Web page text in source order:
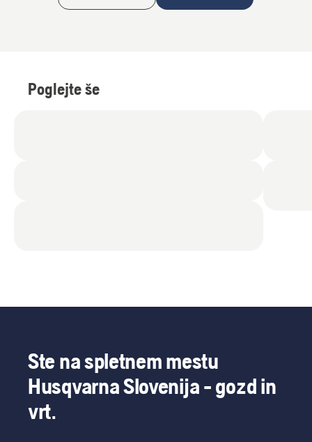
Poglejte še
Ste na spletnem mestu
Husqvarna Slovenija - gozd in
vrt.